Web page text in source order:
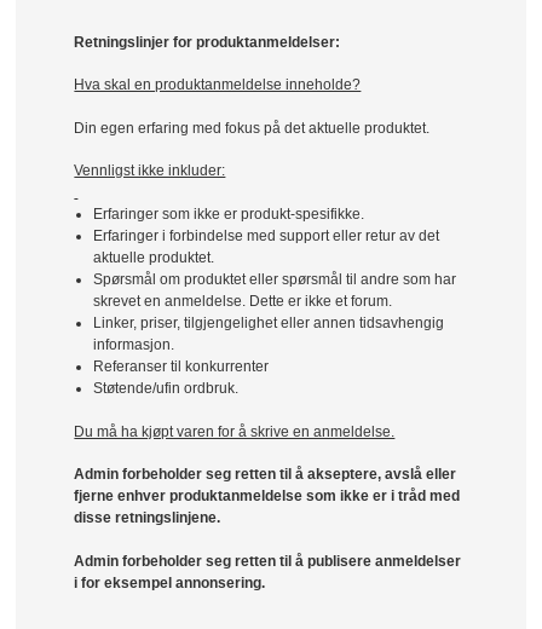
Retningslinjer for produktanmeldelser:
Hva skal en produktanmeldelse inneholde?
Din egen erfaring med fokus på det aktuelle produktet.
Vennligst ikke inkluder:
Erfaringer som ikke er produkt-spesifikke.
Erfaringer i forbindelse med support eller retur av det
aktuelle produktet.
Spørsmål om produktet eller spørsmål til andre som har
skrevet en anmeldelse. Dette er ikke et forum.
Linker, priser, tilgjengelighet eller annen tidsavhengig
informasjon.
Referanser til konkurrenter
Støtende/ufin ordbruk.
Du må ha kjøpt varen for å skrive en anmeldelse.
Admin forbeholder seg retten til å akseptere, avslå eller
fjerne enhver produktanmeldelse som ikke er i tråd med
disse retningslinjene.
Admin forbeholder seg retten til å publisere anmeldelser
i for eksempel annonsering.